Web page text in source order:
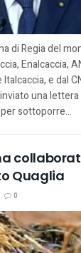
di Regia del
Enalcaccia,
e dal
una
sottoporre...
Quaglia
0